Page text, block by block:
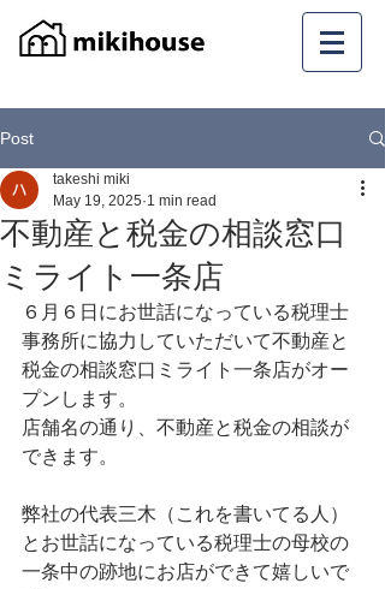
Post
不動産と税金の相談窓口
ミライト一条店
takeshi miki
May 19, 2025 1 min read
６月６日にお世話になっている税理士
事務所に協力していただいて不動産と
税金の相談窓口ミライト一条店がオー
プンします。
店舗名の通り、不動産と税金の相談が
できます。
弊社の代表三木（これを書いてる人）
とお世話になっている税理士の母校の
一条中の跡地にお店ができて嬉しいで